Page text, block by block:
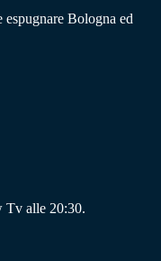
espugnare Bologna ed
Tv alle 20:30.